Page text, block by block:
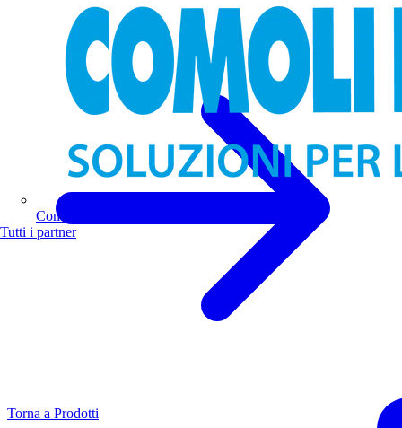
Comoli Ferrari
Tutti i partner
Torna a Prodotti